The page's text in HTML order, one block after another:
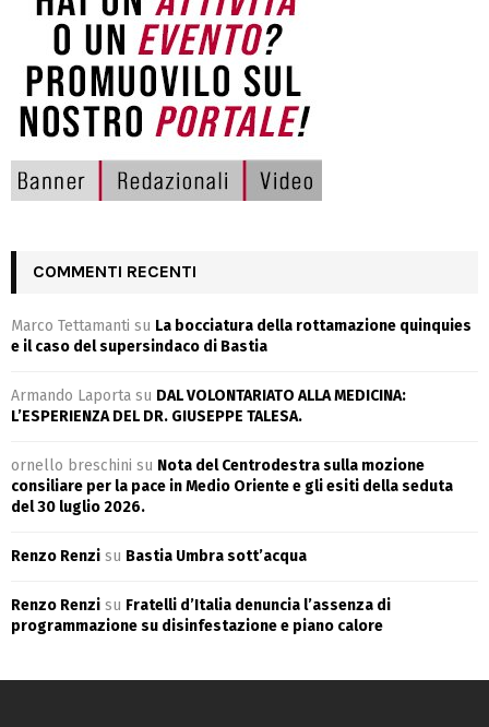
COMMENTI RECENTI
Marco Tettamanti su La bocciatura della rottamazione quinquies
e il caso del supersindaco di Bastia
Armando Laporta su DAL VOLONTARIATO ALLA MEDICINA:
L’ESPERIENZA DEL DR. GIUSEPPE TALESA.
ornello breschini su Nota del Centrodestra sulla mozione
consiliare per la pace in Medio Oriente e gli esiti della seduta
del 30 luglio 2026.
Renzo Renzi su Bastia Umbra sott’acqua
Renzo Renzi su Fratelli d’Italia denuncia l’assenza di
programmazione su disinfestazione e piano calore